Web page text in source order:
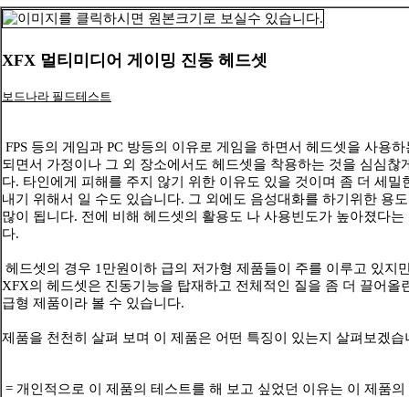
XFX 멀티미디어 게이밍 진동 헤드셋
보드나라 필드테스트
FPS 등의 게임과 PC 방등의 이유로 게임을 하면서 헤드셋을 사용
되면서 가정이나 그 외 장소에서도 헤드셋을 착용하는 것을 심심찮
다. 타인에게 피해를 주지 않기 위한 이유도 있을 것이며 좀 더 세밀
내기 위해서 일 수도 있습니다. 그 외에도 음성대화를 하기위한 용
많이 됩니다. 전에 비해 헤드셋의 활용도 나 사용빈도가 높아졌다는
다.
헤드셋의 경우 1만원이하 급의 저가형 제품들이 주를 이루고 있지
XFX의 헤드셋은 진동기능을 탑재하고 전체적인 질을 좀 더 끌어올
급형 제품이라 볼 수 있습니다.
제품을 천천히 살펴 보며 이 제품은 어떤 특징이 있는지 살펴보겠습
= 개인적으로 이 제품의 테스트를 해 보고 싶었던 이유는 이 제품